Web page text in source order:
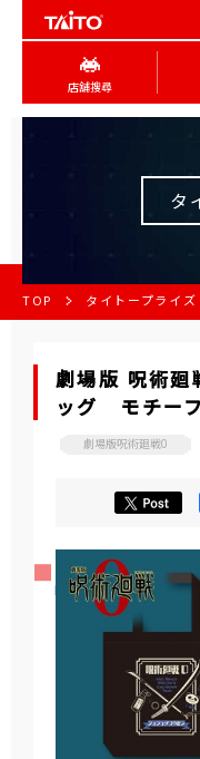
店舖搜尋
タ
TOP タイトープライズ
劇場版 呪術
ッグ モチー
劇場版呪術廻戦0